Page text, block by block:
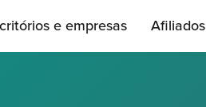
e empresas Afiliados